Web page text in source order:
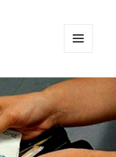
ВИДЖЕТЫ